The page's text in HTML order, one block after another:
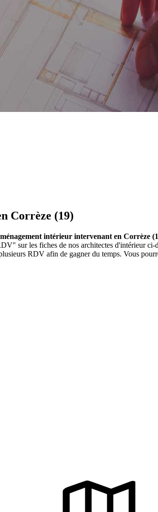
Corrèze (19)
intérieur intervenant en Corrèze
sur les fiches de nos architectes d'intérieur
RDV afin de gagner du temps. Vous